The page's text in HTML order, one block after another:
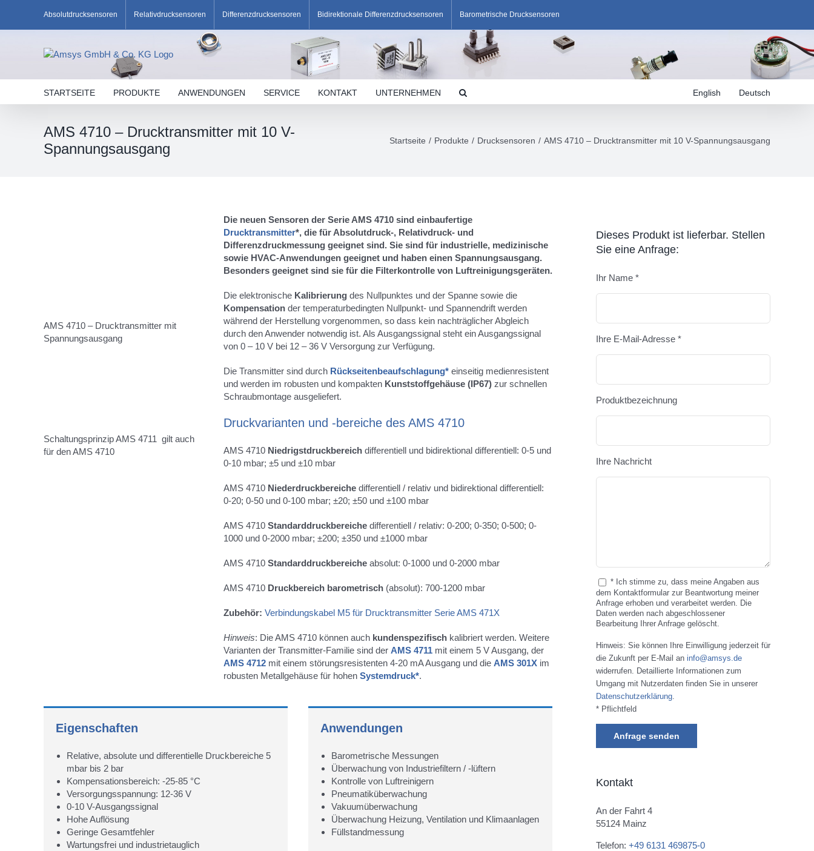
content
Absolutdrucksensoren Relativdrucksensoren Differenzdrucksensoren Bidirektionale Differenzdrucksensoren Barometrische Drucksensoren
STARTSEITE PRODUKTE ANWENDUNGEN SERVICE KONTAKT UNTERNEHMEN Deutsch
English
AMS 4710 – Drucktransmitter mit 10 V-
Spannungsausgang
Startseite Produkte Drucksensoren AMS 4710 – Drucktransmitter mit 10 V-Spannungsausgang
AMS 4710 – Drucktransmitter mit
Spannungsausgang
Schaltungsprinzip AMS 4711 gilt auch
für den AMS 4710
Die neuen Sensoren der Serie AMS 4710 sind einbaufertige
Drucktransmitter*, die für Absolutdruck-, Relativdruck- und
Differenzdruckmessung geeignet sind. Sie sind für industrielle, medizinische
sowie HVAC-Anwendungen geeignet und haben einen Spannungsausgang.
Besonders geeignet sind sie für die Filterkontrolle von Luftreinigungsgeräten.
Die elektronische Kalibrierungdes Nullpunktes und der Spanne sowie die
Kompensationder temperaturbedingten Nullpunkt- und Spannendrift werden
während der Herstellung vorgenommen, so dass kein nachträglicher Abgleich
durch den Anwender notwendig ist. Als Ausgangssignal steht ein Ausgangssignal
von 0 – 10 V bei 12 – 36 V Versorgung zur Verfügung.
Die Transmitter sind durch Rückseitenbeaufschlagung*einseitig medienresistent
und werden im robusten und kompakten Kunststoffgehäuse (IP67)zur schnellen
Schraubmontage ausgeliefert.
Druckvarianten und -bereiche des AMS 4710
AMS 4710 Niedrigstdruckbereichdifferentiell und bidirektional differentiell: 0-5 und
0-10 mbar; ±5 und ±10 mbar
AMS 4710 Niederdruckbereichedifferentiell / relativ und bidirektional differentiell:
0-20; 0-50 und 0-100 mbar; ±20; ±50 und ±100 mbar
AMS 4710 Standarddruckbereichedifferentiell / relativ: 0-200; 0-350; 0-500; 0-
1000 und 0-2000 mbar; ±200; ±350 und ±1000 mbar
AMS 4710 Standarddruckbereicheabsolut: 0-1000 und 0-2000 mbar
AMS 4710 Druckbereich barometrisch(absolut): 700-1200 mbar
Zubehör: Verbindungskabel M5 für Drucktransmitter Serie AMS 471X
Hinweis: Die AMS 4710 können auch kundenspezifischkalibriert werden. Weitere
Varianten der Transmitter-Familie sind der AMS 4711mit einem 5 V Ausgang, der
AMS 4712mit einem störungsresistenten 4-20 mA Ausgang und die AMS 301Xim
robusten Metallgehäuse für hohen Systemdruck*.
Eigenschaften
Relative, absolute und differentielle Druckbereiche 5
mbar bis 2 bar
Kompensationsbereich: -25-85 °C
Versorgungsspannung: 12-36 V
0-10 V-Ausgangssignal
Hohe Auflösung
Geringe Gesamtfehler
Wartungsfrei und industrietauglich
Anwendungen
Barometrische Messungen
Überwachung von Industriefiltern / -lüftern
Kontrolle von Luftreinigern
Pneumatiküberwachung
Vakuumüberwachung
Überwachung Heizung, Ventilation und Klimaanlagen
Füllstandmessung
Dieses Produkt ist lieferbar. Stellen
Sie eine Anfrage:
Ihr Name *
Bitte lasse
Ihre E-Mail-Adresse *
Produktbezeichnung
Ihre Nachricht
* Ich stimme zu, dass meine Angaben aus
dem Kontaktformular zur Beantwortung meiner
Anfrage erhoben und verarbeitet werden. Die
Daten werden nach abgeschlossener
Bearbeitung Ihrer Anfrage gelöscht.
Hinweis: Sie können Ihre Einwilligung jederzeit für
die Zukunft per E-Mail an info@amsys.de
widerrufen. Detaillierte Informationen zum
Umgang mit Nutzerdaten finden Sie in unserer
Datenschutzerklärung.
* Pflichtfeld
Kontakt
An der Fahrt 4
55124 Mainz
Telefon: +49 6131 469875-0